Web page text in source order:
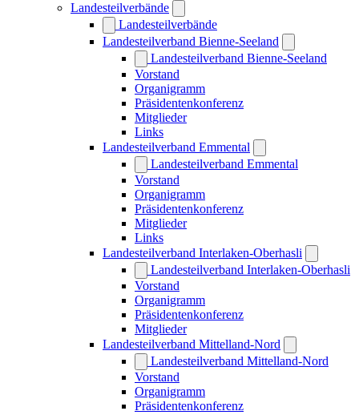
Landesteilverbände
Landesteilverbände
Landesteilverband Bienne-Seeland
Landesteilverband Bienne-Seeland
Vorstand
Organigramm
Präsidentenkonferenz
Mitglieder
Links
Landesteilverband Emmental
Landesteilverband Emmental
Vorstand
Organigramm
Präsidentenkonferenz
Mitglieder
Links
Landesteilverband Interlaken-Oberhasli
Landesteilverband Interlaken-Oberhasli
Vorstand
Organigramm
Präsidentenkonferenz
Mitglieder
Landesteilverband Mittelland-Nord
Landesteilverband Mittelland-Nord
Vorstand
Organigramm
Präsidentenkonferenz